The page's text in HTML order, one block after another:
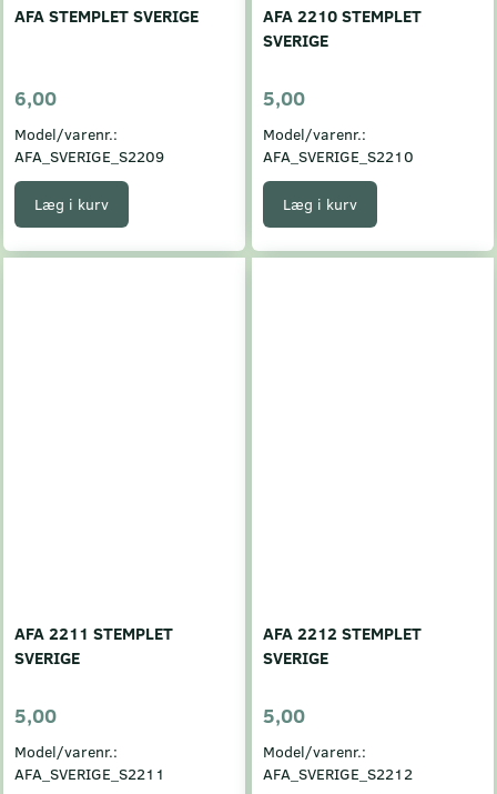
AFA STEMPLET SVERIGE
6,00
Model/varenr.:
AFA_SVERIGE_S2209
Læg i kurv
AFA 2210 STEMPLET
SVERIGE
5,00
Model/varenr.:
AFA_SVERIGE_S2210
Læg i kurv
AFA 2211 STEMPLET
SVERIGE
5,00
Model/varenr.:
AFA_SVERIGE_S2211
AFA 2212 STEMPLET
SVERIGE
5,00
Model/varenr.:
AFA_SVERIGE_S2212